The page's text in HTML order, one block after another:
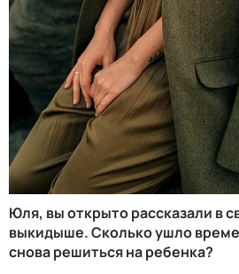
Юля, вы открыто рассказали в
выкидыше. Сколько ушло
снова решиться на ребенка?